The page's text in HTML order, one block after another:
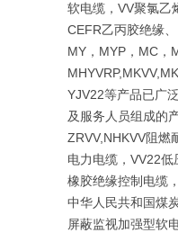
软电缆，VV聚氯乙
CEFR乙丙胶绝缘
MY，MYP，MC，
YJV22等产品已广
及服务人员组成的
ZRVV,NHKVV阻燃
电力电缆，VV22
橡胶绝缘控制电缆
中华人民共和国煤
屏蔽监视加强型软